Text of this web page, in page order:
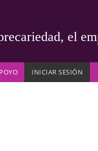
el
INICIAR SESIÓN